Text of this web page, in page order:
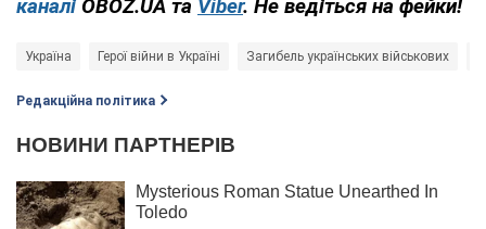
каналі OBOZ.UA та Viber. Не ведіться на фейки!
Україна Герої війни в Україні Загибель українських військових
Редакційна політика